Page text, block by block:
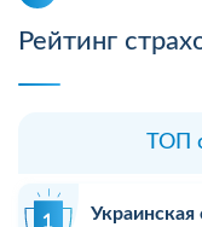
Рейтинг
ТОП
Украинская